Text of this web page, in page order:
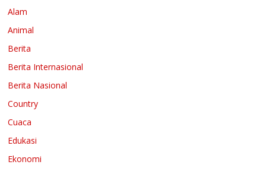
Alam
Animal
Berita
Berita Internasional
Berita Nasional
Country
Cuaca
Edukasi
Ekonomi